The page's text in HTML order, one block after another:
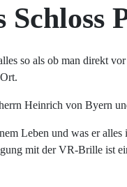
so als ob man direkt
Heinrich von Byern
Leben und was er
mit der VR-Brille ist